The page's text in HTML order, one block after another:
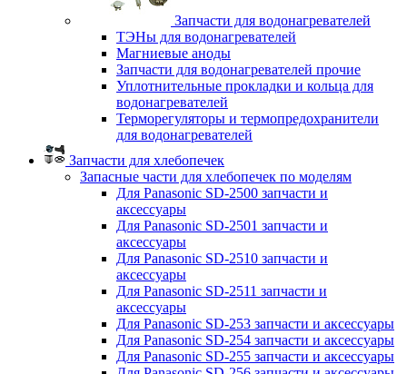
Запчасти для водонагревателей
ТЭНы для водонагревателей
Магниевые аноды
Запчасти для водонагревателей прочие
Уплотнительные прокладки и кольца для
водонагревателей
Терморегуляторы и термопредохранители
для водонагревателей
Запчасти для хлебопечек
Запасные части для хлебопечек по моделям
Для Panasonic SD-2500 запчасти и
аксессуары
Для Panasonic SD-2501 запчасти и
аксессуары
Для Panasonic SD-2510 запчасти и
аксессуары
Для Panasonic SD-2511 запчасти и
аксессуары
Для Panasonic SD-253 запчасти и аксессуары
Для Panasonic SD-254 запчасти и аксессуары
Для Panasonic SD-255 запчасти и аксессуары